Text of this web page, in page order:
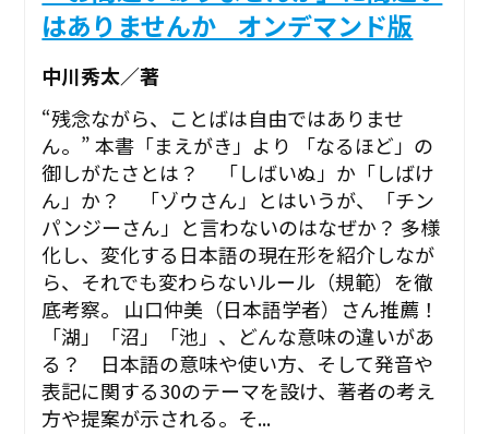
はありませんか _オンデマンド版
中川秀太／著
“残念ながら、ことばは自由ではありませ
ん。” ――本書「まえがき」より 「なるほど」の
御しがたさとは？ 「しばいぬ」か「しばけ
ん」か？ 「ゾウさん」とはいうが、「チン
パンジーさん」と言わないのはなぜか？ 多様
化し、変化する日本語の現在形を紹介しなが
ら、それでも変わらないルール（規範）を徹
底考察。 山口仲美（日本語学者）さん推薦！
「湖」「沼」「池」、どんな意味の違いがあ
る？ 日本語の意味や使い方、そして発音や
表記に関する30のテーマを設け、著者の考え
方や提案が示される。そ...